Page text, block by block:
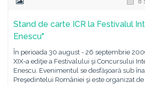
8
Stand de carte ICR la Festivalul
Enescu"
În perioada 30 august - 26 septembrie
XIX-a ediţie a Festivalului şi Concursului
Enescu. Evenimentul se desfăşoară sub
Preşedintelui României şi este organizat